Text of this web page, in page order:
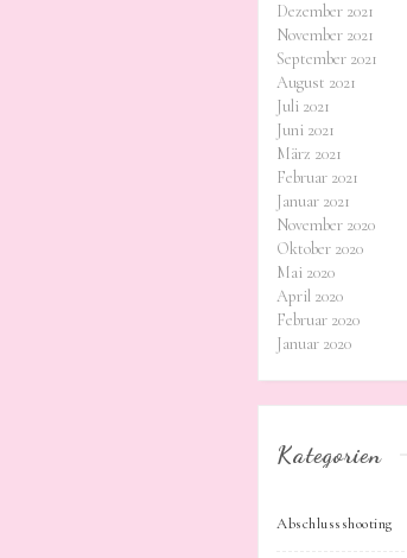
Dezember 2021
November 2021
September 2021
August 2021
Juli 2021
Juni 2021
März 2021
Februar 2021
Januar 2021
November 2020
Oktober 2020
Mai 2020
April 2020
Februar 2020
Januar 2020
Kategorien
Abschlussshooting